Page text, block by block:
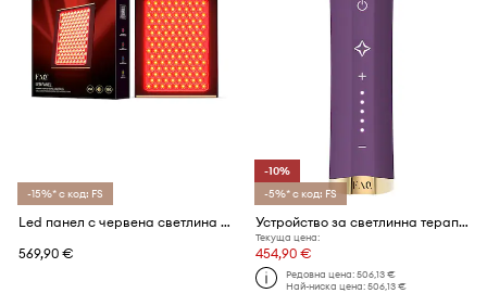
-15%* с код: FS
Led панел с червена светлина за процедури за лице и тяло FOREO FAQ LED Panel
569,90 €
-10%
-5%* с код: FS
Устройство за светлинна терапия с пълен спектър FOREO FAQ 501
Текуща цена:
454,90 €
Редовна цена:506,13 €
Най-ниска цена:506,13 €